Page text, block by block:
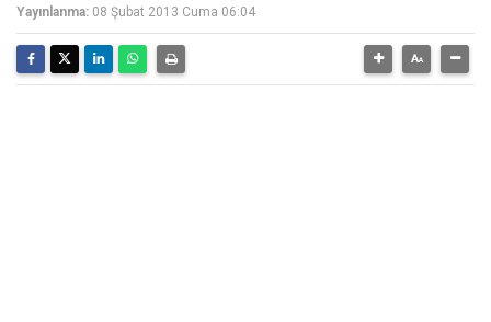
Yayınlanma: 08 Şubat 2013 Cuma 06:04